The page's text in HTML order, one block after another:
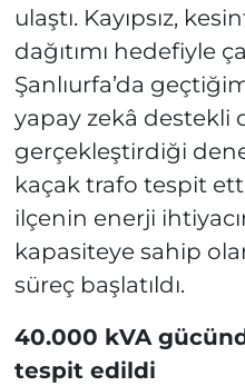
ulaştı. Kayıpsız,
dağıtımı hedefiyle
Şanlıurfa’da
yapay zekâ destekli
gerçekleştirdiği
kaçak trafo tespit
ilçenin enerji
kapasiteye sahip
süreç başlatıldı.
40.000 kVA
tespit edildi